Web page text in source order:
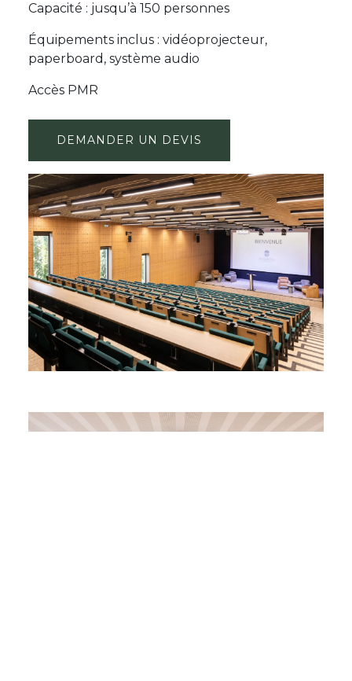
Capacité : jusqu’à 150 personnes
Équipements inclus : vidéoprojecteur,
paperboard, système audio
Accès PMR
DEMANDER UN DEVIS